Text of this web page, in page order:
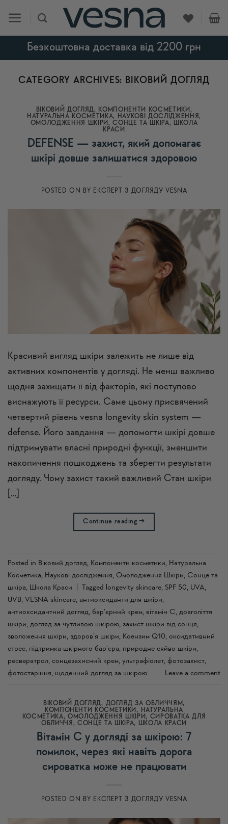
content
Безкоштовна доставка від 2200 грн
CATEGORY ARCHIVES: ВІКОВИЙ ДОГЛЯД
ВІКОВИЙ ДОГЛЯД, КОМПОНЕНТИ КОСМЕТИКИ ,
НАТУРАЛЬНА КОСМЕТИКА, НАУКОВІ ДОСЛІДЖЕННЯ ,
ОМОЛОДЖЕННЯ ШКІРИ ,СОНЦЕ ТА ШКІРА,
ШКОЛА
КРАСИ
DEFENSE — захист, який допомагає
шкірі довше залишатися здоровою
POSTED ON BY ЕКСПЕРТ З ДОГЛЯДУ VESNA
Красивий вигляд шкіри залежить не лише від
активних компонентів у догляді. Не менш важливо
щодня захищати її від факторів, які поступово
виснажують її ресурси. Саме цьому присвячений
четвертий рівень vesna longevity skin system —
defense. Його завдання — допомогти шкірі довше
підтримувати власні природні функції, зменшити
накопичення пошкоджень та зберегти результати
догляду. Чому захист такий важливий Стан шкіри
[…]
Continue reading→
Posted in Віковий догляд, Компоненти косметики, Натуральна
Косметика, Наукові дослідження, Омолодження Шкіри, Сонце та
шкіра, Школа Краси Tagged longevity skincare, SPF 50, UVA,
UVB, VESNA skincare, антиоксиданти для шкіри,
антиоксидантний догляд, бар'єрний крем, вітамін С, довголіття
шкіри, догляд за чутливою шкірою, захист шкіри від сонця,
зволоження шкіри, здоров’я шкіри, Коензим Q10, оксидативний
стрес, підтримка шкірного бар'єра, природне сяйво шкіри,
ресвератрол, сонцезахисний крем, ультрафіолет, фотозахист,
фотостаріння, щоденний догляд за шкірою Leave a comment
ВІКОВИЙ ДОГЛЯД, ДОГЛЯД ЗА ОБЛИЧЧЯМ ,
КОМПОНЕНТИ КОСМЕТИКИ ,
НАТУРАЛЬНА
КОСМЕТИКА,ОМОЛОДЖЕННЯ ШКІРИ , СИРОВАТКА ДЛЯ
ОБЛИЧЧЯ , СОНЦЕ ТА ШКІРА, ШКОЛА КРАСИ
Вітамін C у догляді за шкірою: 7
помилок, через які навіть дорога
сироватка може не працювати
POSTED ON BY ЕКСПЕРТ З ДОГЛЯДУ VESNA